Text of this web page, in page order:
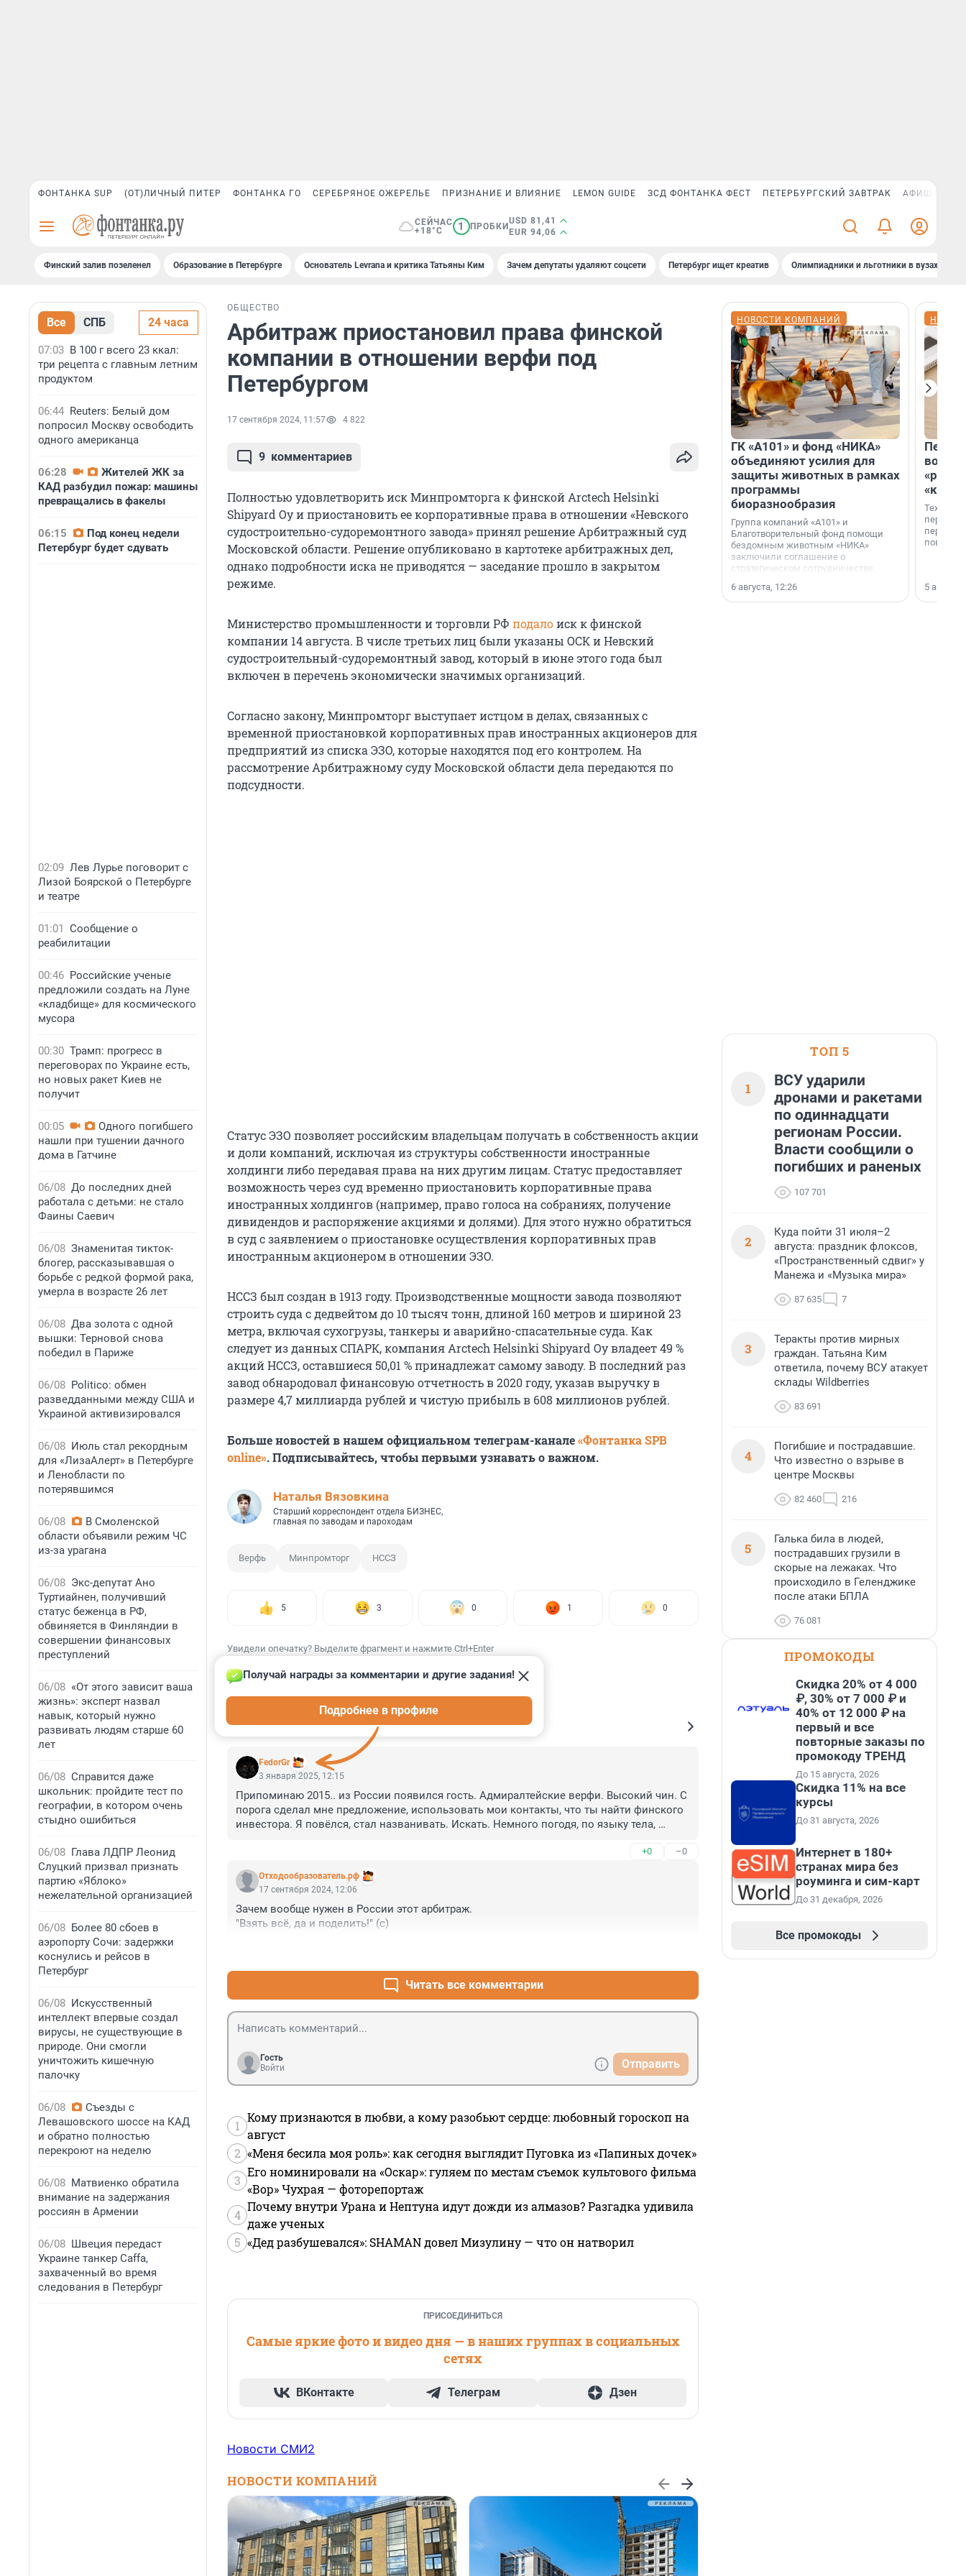
ФОНТАНКА SUP (ОТ)ЛИЧНЫЙ ПИТЕР ФОНТАНКА ГО СЕРЕБРЯНОЕ ОЖЕРЕЛЬЕ ПРИЗНАНИЕ И ВЛИЯНИЕ LEMON GUIDE ЗСД ФОНТАНКА ФЕСТ ПЕТЕРБУРГСКИЙ ЗАВТРАК АФИША PLUS
СЕЙЧАС
+18°C
1 ПРОБКИ
USD 81,41
EUR 94,06
Финский залив позеленел Образование в Петербурге Основатель Levrana и критика Татьяны Ким Зачем депутаты удаляют соцсети Петербург ищет креатив Олимпиадники и льготники в вузах СПб
Все СПБ 24 часа
07:03 В 100 г всего 23 ккал:
три рецепта с главным летним
продуктом
06:44 Reuters: Белый дом
попросил Москву освободить
одного американца
06:28
Жителей ЖК за
КАД разбудил пожар: машины
превращались в факелы
06:15
Под конец недели
Петербург будет сдувать
02:09 Лев Лурье поговорит с
Лизой Боярской о Петербурге
и театре
01:01 Сообщение о
реабилитации
00:46 Российские ученые
предложили создать на Луне
«кладбище» для космического
мусора
00:30 Трамп: прогресс в
переговорах по Украине есть,
но новых ракет Киев не
получит
00:05
Одного погибшего
нашли при тушении дачного
дома в Гатчине
06/08 До последних дней
работала с детьми: не стало
Фаины Саевич
06/08 Знаменитая тикток-
блогер, рассказывавшая о
борьбе с редкой формой рака,
умерла в возрасте 26 лет
06/08 Два золота с одной
вышки: Терновой снова
победил в Париже
06/08 Politico: обмен
разведданными между США и
Украиной активизировался
06/08 Июль стал рекордным
для «ЛизаАлерт» в Петербурге
и Ленобласти по
потерявшимся
06/08
В Смоленской
области объявили режим ЧС
из-за урагана
06/08 Экс-депутат Ано
Туртиайнен, получивший
статус беженца в РФ,
обвиняется в Финляндии в
совершении финансовых
преступлений
06/08 «От этого зависит ваша
жизнь»: эксперт назвал
навык, который нужно
развивать людям старше 60
лет
06/08 Справится даже
школьник: пройдите тест по
географии, в котором очень
стыдно ошибиться
06/08 Глава ЛДПР Леонид
Слуцкий призвал признать
партию «Яблоко»
нежелательной организацией
06/08 Более 80 сбоев в
аэропорту Сочи: задержки
коснулись и рейсов в
Петербург
06/08 Искусственный
интеллект впервые создал
вирусы, не существующие в
природе. Они смогли
уничтожить кишечную
палочку
06/08
Съезды с
Левашовского шоссе на КАД
и обратно полностью
перекроют на неделю
06/08 Матвиенко обратила
внимание на задержания
россиян в Армении
06/08 Швеция передаст
Украине танкер Caffa,
захваченный во время
следования в Петербург
ОБЩЕСТВО
Арбитраж приостановил права финской
компании в отношении верфи под
Петербургом
17 сентября 2024, 11:57 4 822
9 комментариев
Полностью удовлетворить иск Минпромторга к финской Arctech Helsinki
Shipyard Oy и приостановить ее корпоративные права в отношении «Невского
судостроительно-судоремонтного завода» принял решение Арбитражный суд
Московской области. Решение опубликовано в картотеке арбитражных дел,
однако подробности иска не приводятся — заседание прошло в закрытом
режиме.
Министерство промышленности и торговли РФ подалоиск к финской
компании 14 августа. В числе третьих лиц были указаны ОСК и Невский
судостроительный-судоремонтный завод, который в июне этого года был
включен в перечень экономически значимых организаций.
Согласно закону, Минпромторг выступает истцом в делах, связанных с
временной приостановкой корпоративных прав иностранных акционеров для
предприятий из списка ЭЗО, которые находятся под его контролем. На
рассмотрение Арбитражному суду Московской области дела передаются по
подсудности.
Статус ЭЗО позволяет российским владельцам получать в собственность акции
и доли компаний, исключая из структуры собственности иностранные
холдинги либо передавая права на них другим лицам. Статус предоставляет
возможность через суд временно приостановить корпоративные права
иностранных холдингов (например, право голоса на собраниях, получение
дивидендов и распоряжение акциями и долями). Для этого нужно обратиться
в суд с заявлением о приостановке осуществления корпоративных прав
иностранным акционером в отношении ЭЗО.
НССЗ был создан в 1913 году. Производственные мощности завода позволяют
строить суда с дедвейтом до 10 тысяч тонн, длиной 160 метров и шириной 23
метра, включая сухогрузы, танкеры и аварийно-спасательные суда. Как
следует из данных СПАРК, компания Arctech Helsinki Shipyard Oy владеет 49 %
акций НССЗ, оставшиеся 50,01 % принадлежат самому заводу. В последний раз
завод обнародовал финансовую отчетность в 2020 году, указав выручку в
размере 4,7 миллиарда рублей и чистую прибыль в 608 миллионов рублей.
Больше новостей в нашем официальном телеграм-канале«Фонтанка SPB
online». Подписывайтесь, чтобы первыми узнавать о важном.
Наталья Вязовкина
Старший корреспондент отдела БИЗНЕС,
главная по заводам и пароходам
Верфь Минпромторг НССЗ
5 3 0 1 0
Увидели опечатку? Выделите фрагмент и нажмите Ctrl+Enter
КОММЕНТАРИИ 9
FedorGr
Получай награды за комментарии и другие задания!
Подробнее в профиле
3 января 2025, 12:15
Припоминаю 2015.. из России появился гость. Адмиралтейские верфи. Высокий чин. С
порога сделал мне предложение, использовать мои контакты, что ты найти финского
инвестора. Я повёлся, стал названивать. Искать. Немного погодя, по языку тела,
"кидалово" бывшего русского партнёра, с которым парились в финской сауне? Уже
история.
Сделано всё, что бы навсегда вошло в историю бизнеса.
И ведь правильно, всё сделано по закону.
Могли бы, поймать, посадить, что бы выкупали частями и еще платили за свободу.
+0 –0
Отходообразователь.рф
17 сентября 2024, 12:06
Зачем вообще нужен в России этот арбитраж.
"Взять всё, да и поделить!" (с)
Читать все комментарии
Гость
Войти
Отправить
1
Кому признаются в любви, а кому разобьют сердце: любовный гороскоп на
август
2 «Меня бесила моя роль»: как сегодня выглядит Пуговка из «Папиных дочек»
3
Его номинировали на «Оскар»: гуляем по местам съемок культового фильма
«Вор» Чухрая — фоторепортаж
4
Почему внутри Урана и Нептуна идут дожди из алмазов? Разгадка удивила
даже ученых
5 «Дед разбушевался»: SHAMAN довел Мизулину — что он натворил
ПРИСОЕДИНИТЬСЯ
Самые яркие фото и видео дня — в наших группах в социальных
сетях
ВКонтакте Телеграм Дзен
Новости СМИ2
НОВОСТИ КОМПАНИЙ
НОВОСТИ КОМПАНИЙ
ГК «А101» и фонд «НИКА»
объединяют усилия для
защиты животных в рамках
программы
биоразнообразия
Группа компаний «А101» и
Благотворительный фонд помощи
бездомным животным «НИКА»
заключили соглашение о
стратегическом сотрудничестве.
6 августа, 12:26
5
ТОП 5
1
ВСУ ударили
дронами и ракетами
по одиннадцати
регионам России.
Власти сообщили о
погибших и раненых
107 701
2
Куда пойти 31 июля–2
августа: праздник флоксов,
«Пространственный сдвиг» у
Манежа и «Музыка мира»
87 635 7
3
Теракты против мирных
граждан. Татьяна Ким
ответила, почему ВСУ атакует
склады Wildberries
83 691
4
Погибшие и пострадавшие.
Что известно о взрыве в
центре Москвы
82 460 216
5
Галька била в людей,
пострадавших грузили в
скорые на лежаках. Что
происходило в Геленджике
после атаки БПЛА
76 081
ПРОМОКОДЫ
Скидка 20% от 4 000
₽, 30% от 7 000 ₽ и
40% от 12 000 ₽ на
первый и все
повторные заказы по
промокоду ТРЕНД
До 15 августа, 2026
Скидка 11% на все
курсы
До 31 августа, 2026
Интернет в 180+
странах мира без
роуминга и сим-карт
До 31 декабря, 2026
Все промокоды